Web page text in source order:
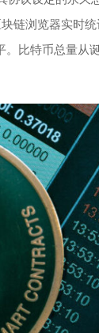
链浏览器实时
比特币总量从